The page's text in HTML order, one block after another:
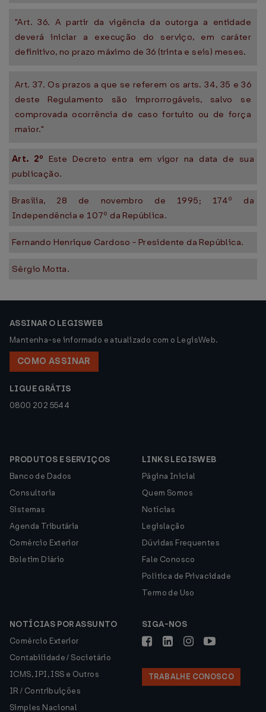
"Art. 36. A partir da vigência da outorga a entidade
deverá iniciar a execução do serviço, em caráter
definitivo, no prazo máximo de 36 (trinta e seis) meses.
Art. 37. Os prazos a que se referem os arts. 34, 35 e 36
deste Regulamento são improrrogáveis, salvo se
comprovada ocorrência de caso fortuito ou de força
maior."
Art. 2º Este Decreto entra em vigor na data de sua
publicação.
Brasília, 28 de novembro de 1995; 174º da
Independência e 107º da República.
Fernando Henrique Cardoso - Presidente da República.
Sérgio Motta.
ASSINAR O LEGISWEB
Mantenha-se informado e atualizado com o LegisWeb.
COMO ASSINAR
LIGUE GRÁTIS
0800 202 5544
PRODUTOS E SERVIÇOS
Banco de Dados
Consultoria
Sistemas
Agenda Tributária
Comércio Exterior
Boletim Diário
LINKS LEGISWEB
Página Inicial
Quem Somos
Notícias
Legislação
Dúvidas Frequentes
Fale Conosco
Política de Privacidade
Termo de Uso
NOTÍCIAS POR ASSUNTO
Comércio Exterior
Contabilidade / Societário
ICMS, IPI, ISS e Outros
IR / Contribuições
Simples Nacional
SIGA-NOS
TRABALHE CONOSCO